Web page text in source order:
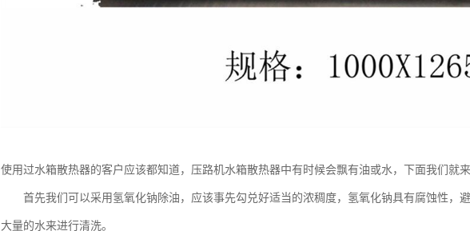
使用过水箱散热器的客户应该都知道，压路机水箱散热器中有时候会飘有油或水，下面我们就
首先我们可以采用氢氧化钠除油，应该事先勾兑好适当的浓稠度，氢氧化钠具有腐蚀性，
大量的水来进行清洗。